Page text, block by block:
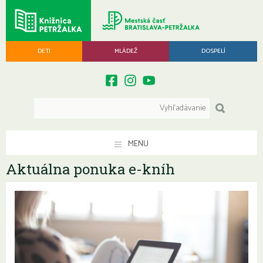
DETI MLÁDEŽ DOSPELÍ
MENU
Aktuálna ponuka e-kníh